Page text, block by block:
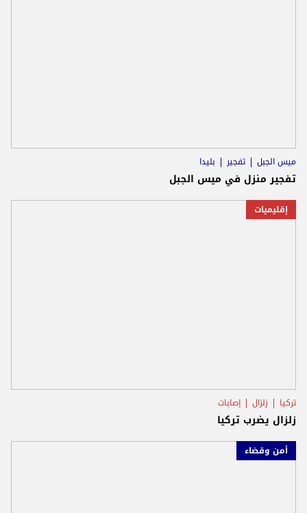
ميس الجبل تفجير بليدا
تفجير منزل في ميس الجبل
إقليميات
تركيا زلزال إصابات
زلزال يضرب تركيا
أمن وقضاء